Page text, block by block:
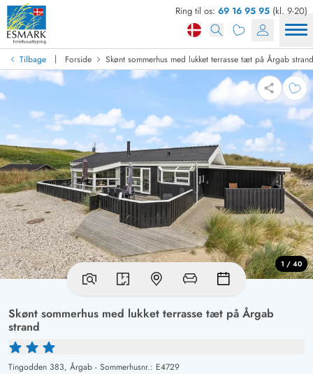
Ring til os: 69 16 95 95 (kl. 9-20)
Tilbage | Forside Skønt sommerhus med lukket terrasse tæt på Årgab strand
Skønt sommerhus med lukket terrasse tæt på Årgab
strand
Tingodden 383, Årgab - Sommerhusnr.: E4729
1 / 40